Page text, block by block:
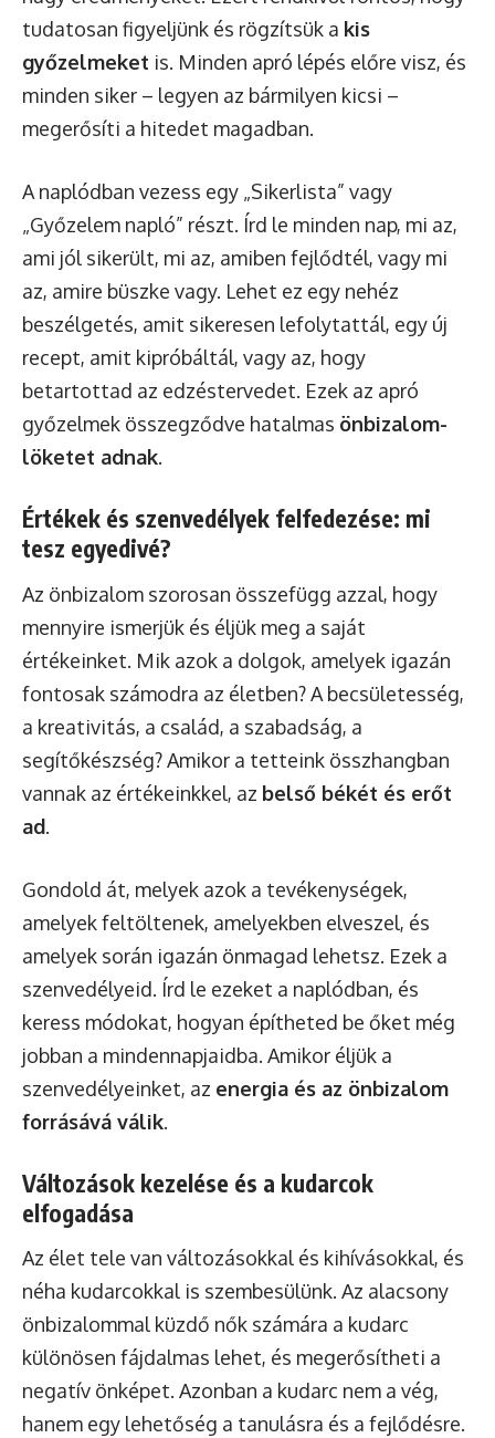
tudatosan figyeljünk és rögzítsük a kis
győzelmeket is. Minden apró lépés előre visz, és
minden siker – legyen az bármilyen kicsi –
megerősíti a hitedet magadban.
A naplódban vezess egy „Sikerlista” vagy
„Győzelem napló” részt. Írd le minden nap, mi az,
ami jól sikerült, mi az, amiben fejlődtél, vagy mi
az, amire büszke vagy. Lehet ez egy nehéz
beszélgetés, amit sikeresen lefolytattál, egy új
recept, amit kipróbáltál, vagy az, hogy
betartottad az edzéstervedet. Ezek az apró
győzelmek összegződve hatalmas önbizalom-
löketet adnak.
Értékek és szenvedélyek felfedezése: mi
tesz egyedivé?
Az önbizalom szorosan összefügg azzal, hogy
mennyire ismerjük és éljük meg a saját
értékeinket. Mik azok a dolgok, amelyek igazán
fontosak számodra az életben? A becsületesség,
a kreativitás, a család, a szabadság, a
segítőkészség? Amikor a tetteink összhangban
vannak az értékeinkkel, az belső békét és erőt
ad.
Gondold át, melyek azok a tevékenységek,
amelyek feltöltenek, amelyekben elveszel, és
amelyek során igazán önmagad lehetsz. Ezek a
szenvedélyeid. Írd le ezeket a naplódban, és
keress módokat, hogyan építheted be őket még
jobban a mindennapjaidba. Amikor éljük a
szenvedélyeinket, az energia és az önbizalom
forrásává válik.
Változások kezelése és a kudarcok
elfogadása
Az élet tele van változásokkal és kihívásokkal, és
néha kudarcokkal is szembesülünk. Az alacsony
önbizalommal küzdő nők számára a kudarc
különösen fájdalmas lehet, és megerősítheti a
negatív önképet. Azonban a kudarc nem a vég,
hanem egy lehetőség a tanulásra és a fejlődésre.